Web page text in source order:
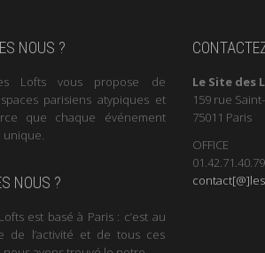
NOUS ?
Lofts vous propose de
parisiens atypiques et
que chaque événement
unique.
NOUS ?
est basé à Paris : c’est au
de l’activité et de tous ces
Le Site des
159 rue
75011 Paris
OFFICE
01.42.71.40.79